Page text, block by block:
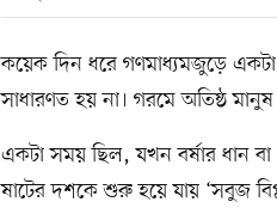
কয়েক দিন ধরে গণমাধ্যমজুড়ে
সাধারণত হয় না। গরমে অতিষ্ঠ মানুষ
একটা সময় ছিল, যখন বর্ষার ধান
ষাটের দশকে শুরু হয়ে যায় ‘সবুজ